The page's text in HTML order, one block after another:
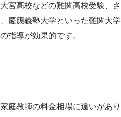
宮高校などの難関高校受験、さ
慶應義塾大学といった難関大学
指導が効果的です。
庭教師の料金相場に違いがあり